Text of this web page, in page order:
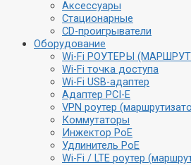
Аксессуары
Стационарные
CD-проигрыватели
Оборудование
Wi-Fi РОУТЕРЫ
Wi-Fi точка доступа
Wi-Fi USB-адаптер
Адаптер PCI-E
VPN роутер
Коммутаторы
Инжектор PoE
Удлинитель PoE
Wi-Fi / LTE роутер